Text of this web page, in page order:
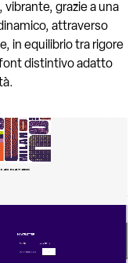
grazie a una
attraverso
in equilibrio tra rigore
font distintivo adatto